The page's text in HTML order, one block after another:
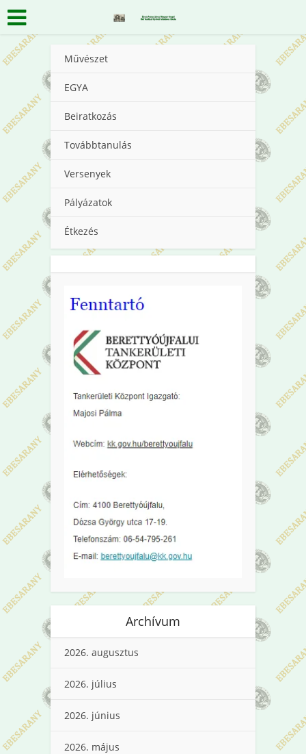
Művészet
EGYA
Beiratkozás
Továbbtanulás
Versenyek
Pályázatok
Étkezés
Archívum
2026. augusztus
2026. július
2026. június
2026. május